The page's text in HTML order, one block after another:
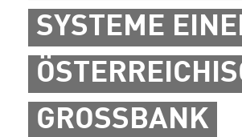
SYSTEME
GROSSBANK